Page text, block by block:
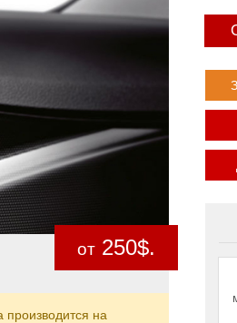
от 250$.
производится на